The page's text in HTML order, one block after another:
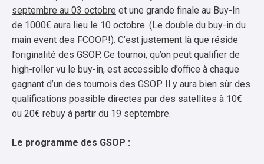
septembre au 03 octobre et une grande finale au Buy-In
de 1000€ aura lieu le 10 octobre. (Le double du buy-in du
main event des FCOOP!). C’est justement là que réside
l’originalité des GSOP. Ce tournoi, qu’on peut qualifier de
high-roller vu le buy-in, est accessible d’office à chaque
gagnant d’un des tournois des GSOP. Il y aura bien sûr des
qualifications possible directes par des satellites à 10€
ou 20€ rebuy à partir du 19 septembre.
Le programme des GSOP :